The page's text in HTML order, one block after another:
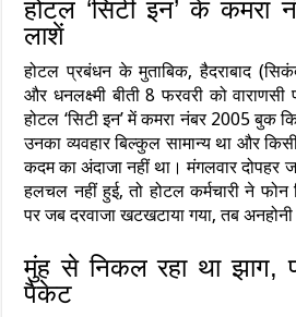
होटल ‘सिटी इन’ के कमरा
लाशें
होटल प्रबंधन के मुताबिक, हैदराबाद
और धनलक्ष्मी बीती 8 फरवरी को
होटल ‘सिटी इन’ में कमरा नंबर 2005 बुक
उनका व्यवहार बिल्कुल सामान्य था और
कदम का अंदाजा नहीं था। मंगलवार
हलचल नहीं हुई, तो होटल कर्मचारी ने
पर जब दरवाजा खटखटाया गया, तब
मुंह से निकल रहा था झाग,
पैकेट